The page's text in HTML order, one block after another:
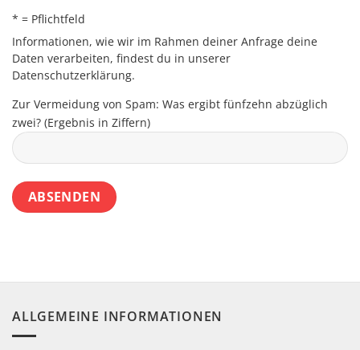
* = Pflichtfeld
Informationen, wie wir im Rahmen deiner Anfrage deine
Daten verarbeiten, findest du in unserer
Datenschutzerklärung.
Zur Vermeidung von Spam: Was ergibt fünfzehn abzüglich
zwei? (Ergebnis in Ziffern)
ALLGEMEINE INFORMATIONEN